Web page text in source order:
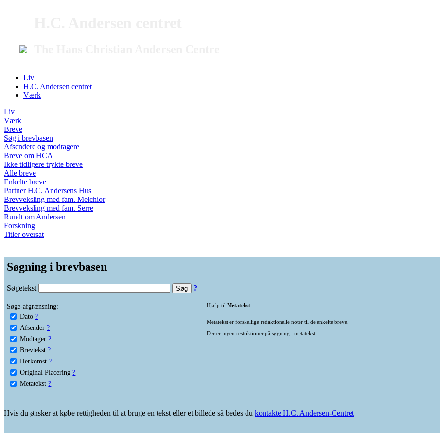
Liv
H.C. Andersen centret
Værk
Liv
Værk
Breve
Søg i brevbasen
Afsendere og modtagere
Breve om HCA
Ikke tidligere trykte breve
Alle breve
Enkelte breve
Partner H.C. Andersens Hus
Brevveksling med fam. Melchior
Brevveksling med fam. Serre
Rundt om Andersen
Forskning
Titler oversat
Søgning i brevbasen
Søgetekst ?
Søge-afgrænsning:
Dato ?
Afsender ?
Modtager ?
Brevtekst ?
Herkomst ?
Original Placering ?
Metatekst ?
Hjælp til Metatekst:
Metatekst er forskellige redaktionelle noter til de enkelte breve.
Der er ingen restriktioner på søgning i metatekst.
Hvis du ønsker at købe rettigheden til at bruge en tekst eller et billede så bedes du kontakte H.C. Andersen-Centret